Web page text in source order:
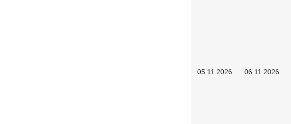
05.11.2026 06.11.2026